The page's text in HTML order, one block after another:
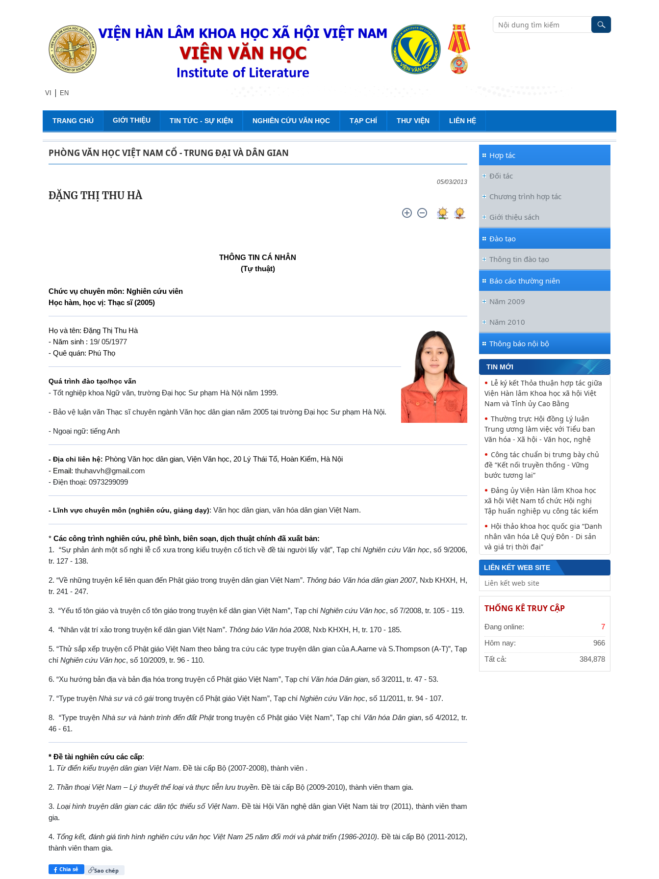
VI | EN
TRANG CHỦ GIỚI THIỆU TIN TỨC - SỰ KIỆN NGHIÊN CỨU VĂN HỌC TẠP CHÍ THƯ VIỆN LIÊN HỆ
PHÒNG VĂN HỌC VIỆT NAM CỔ - TRUNG ĐẠI VÀ DÂN GIAN
05/03/2013
ĐẶNG THỊ THU HÀ
THÔNG TIN CÁ NHÂN
(Tự thuật)
Chức vụ chuyên môn: Nghiên cứu viên
Học hàm, học vị: Thạc sĩ (2005)
Họ và tên: Đặng Thị Thu Hà
- Năm sinh : 19/ 05/1977
- Quê quán: Phú Thọ
Quá trình đào tạo/học vấn
- Tốt nghiệp khoa Ngữ văn, trường Đại học Sư phạm Hà Nội năm 1999.
- Bảo vệ luận văn Thạc sĩ chuyên ngành Văn học dân gian năm 2005 tại trường Đại học Sư phạm Hà Nội.
- Ngoại ngữ: tiếng Anh
- Địa chỉ liên hệ: Phòng Văn học dân gian, Viện Văn học, 20 Lý Thái Tổ, Hoàn Kiếm, Hà Nội
- Email: thuhavvh@gmail.com
- Điện thoại: 0973299099
- Lĩnh vực chuyên môn (nghiên cứu, giảng dạy): Văn học dân gian, văn hóa dân gian Việt Nam.
* Các công trình nghiên cứu, phê bình, biên soạn, dịch thuật chính đã xuất bản:
1. “Sự phản ánh một số nghi lễ cổ xưa trong kiểu truyện cổ tích về đề tài người lấy vật”, Tạp chíNghiên cứu Văn học, số 9/2006,
tr. 127 - 138.
2. “Về những truyện kể liên quan đến Phật giáo trong truyện dân gian Việt Nam”. Thông báo Văn hóa dân gian 2007, Nxb KHXH, H,
tr. 241 - 247.
3. “Yếu tố tôn giáo và truyện cổ tôn giáo trong truyện kể dân gian Việt Nam”, Tạp chí Nghiên cứu Văn học, số 7/2008, tr. 105 - 119.
4. “Nhân vật trí xảo trong truyện kể dân gian Việt Nam”. Thông báo Văn hóa 2008, Nxb KHXH, H, tr. 170 - 185.
5. “Thử sắp xếp truyện cổ Phật giáo Việt Nam theo bảng tra cứu các type truyện dân gian của A.Aarne và S.Thompson (A-T)”, Tạp
chí Nghiên cứu Văn học, số 10/2009, tr. 96 - 110.
6. “Xu hướng bản địa và bản địa hóa trong truyện cổ Phật giáo Việt Nam”, Tạp chí Văn hóa Dân gian, số 3/2011, tr. 47 - 53.
7. “Type truyện Nhà sư và cô gáitrong truyện cổ Phật giáo Việt Nam”, Tạp chí Nghiên cứu Văn học, số 11/2011, tr. 94 - 107.
8. “Type truyện Nhà sư và hành trình đến đất Phật trong truyện cổ Phật giáo Việt Nam”, Tạp chí Văn hóa Dân gian, số 4/2012, tr.
46 - 61.
* Đề tài nghiên cứu các cấp:
1. Từ điển kiểu truyện dân gian Việt Nam. Đề tài cấp Bộ (2007-2008), thành viên .
2. Thần thoại Việt Nam – Lý thuyết thể loại và thực tiễn lưu truyền. Đề tài cấp Bộ (2009-2010), thành viên tham gia.
3. Loại hình truyện dân gian các dân tộc thiểu số Việt Nam. Đề tài Hội Văn nghệ dân gian Việt Nam tài trợ (2011), thành viên tham
gia.
4. Tổng kết, đánh giá tình hình nghiên cứu văn học Việt Nam 25 năm đổi mới và phát triển (1986-2010). Đề tài cấp Bộ (2011-2012),
thành viên tham gia.
Chia sẻ Sao chép
Hợp tác
Đối tác
Chương trình hợp tác
Giới thiệu sách
Đào tạo
Thông tin đào tạo
Báo cáo thường niên
Năm 2009
Năm 2010
Thông báo nội bộ
TIN MỚI
Đối thoại ICWA – VASS lần thứ 6:
lược Toàn diện tăng cường Việt Nam
Viện Hàn lâm Khoa học xã hội Việt
Nam và Học viện Chính trị và Hành
chính quốc gia Lào ký Thỏa
Nguyễn Huy Thiệp: Thiên nhiên
linh (Một khía cạnh của mã văn hóa
Viện Văn học đồng chủ trì buổi Lễ
khai mạc trưng bày “Kết nối truyền
thống, vững bước tương lai”
Khai mạc trưng bày “Kết nối
truyền thống, Vững bước tương lai”
Lễ ký kết Thỏa thuận hợp tác giữa
Viện Hàn lâm Khoa học xã hội Việt
Nam và Tỉnh ủy Cao Bằng
Thường trực Hội đồng Lý luận
Trung ương làm việc với Tiểu ban
Văn hóa - Xã hội - Văn học, nghệ
Công tác chuẩn bị trưng bày chủ
đề “Kết nối truyền thống - Vững
bước tương lai”
Đảng ủy Viện Hàn lâm Khoa học
xã hội Việt Nam tổ chức Hội nghị
Tập huấn nghiệp vụ công tác kiểm
Hội thảo khoa học quốc gia “Danh
nhân văn hóa Lê Quý Đôn - Di sản
và giá trị thời đại”
LIÊN KẾT WEB SITE
THỐNG KÊ TRUY CẬP
Đang online: 7
Hôm nay: 966
Tất cả: 384,878